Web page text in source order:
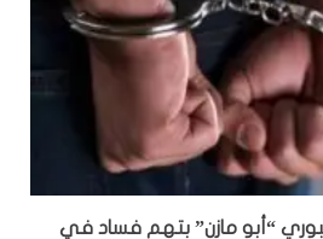
“أبو مازن” بتهم فساد في